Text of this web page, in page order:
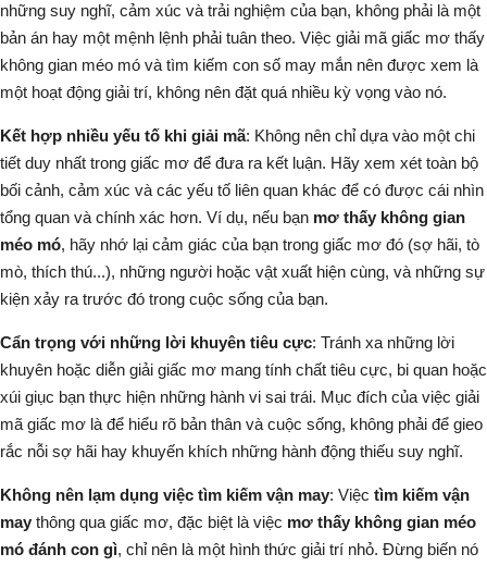
những suy nghĩ, cảm xúc và trải nghiệm của bạn, không phải là một
bản án hay một mệnh lệnh phải tuân theo. Việc giải mã giấc mơ thấy
không gian méo mó và tìm kiếm con số may mắn nên được xem là
một hoạt động giải trí, không nên đặt quá nhiều kỳ vọng vào nó.
Kết hợp nhiều yếu tố khi giải mã: Không nên chỉ dựa vào một chi
tiết duy nhất trong giấc mơ để đưa ra kết luận. Hãy xem xét toàn bộ
bối cảnh, cảm xúc và các yếu tố liên quan khác để có được cái nhìn
tổng quan và chính xác hơn. Ví dụ, nếu bạn mơ thấy không gian
méo mó, hãy nhớ lại cảm giác của bạn trong giấc mơ đó (sợ hãi, tò
mò, thích thú...), những người hoặc vật xuất hiện cùng, và những sự
kiện xảy ra trước đó trong cuộc sống của bạn.
Cẩn trọng với những lời khuyên tiêu cực: Tránh xa những lời
khuyên hoặc diễn giải giấc mơ mang tính chất tiêu cực, bi quan hoặc
xúi giục bạn thực hiện những hành vi sai trái. Mục đích của việc giải
mã giấc mơ là để hiểu rõ bản thân và cuộc sống, không phải để gieo
rắc nỗi sợ hãi hay khuyến khích những hành động thiếu suy nghĩ.
Không nên lạm dụng việc tìm kiếm vận may: Việc tìm kiếm vận
may thông qua giấc mơ, đặc biệt là việc mơ thấy không gian méo
mó đánh con gì, chỉ nên là một hình thức giải trí nhỏ. Đừng biến nó